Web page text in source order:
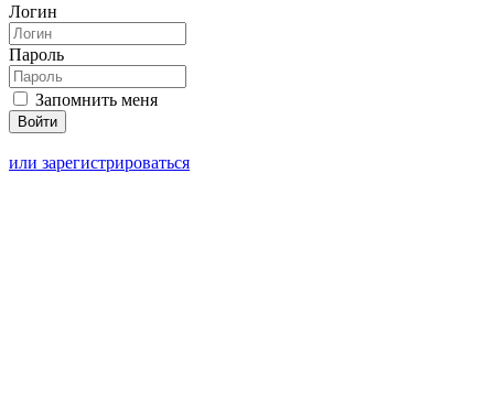
Логин
Пароль
Запомнить меня
или зарегистрироваться